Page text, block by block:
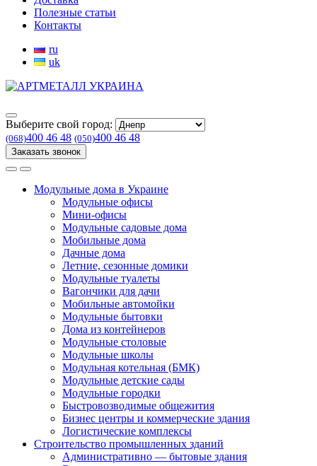
Полезные статьи
Контакты
ru
uk
Выберите свой город:
(068)400 46 48 (050)400 46 48
Заказать звонок
Модульные дома в Украине
Модульные офисы
Мини-офисы
Модульные садовые дома
Мобильные дома
Дачные дома
Летние, сезонные домики
Модульные туалеты
Вагончики для дачи
Мобильные автомойки
Модульные бытовки
Дома из контейнеров
Модульные столовые
Модульные школы
Модульная котельная (БМК)
Модульные детские сады
Модульные городки
Быстровозводимые общежития
Бизнес центры и коммерческие здания
Логистические комплексы
Строительство промышленных зданий
Административно — бытовые здания